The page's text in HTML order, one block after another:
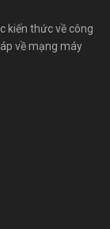
kiến thức về công
về mạng máy